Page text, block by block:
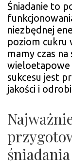
Śniadanie to
niezbędnej
poziom cukru
mamy czas
wieloetapowe
sukcesu jest
jakości i
śniadania